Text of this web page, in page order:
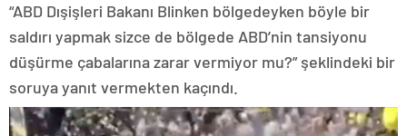
“ABD Dışişleri Bakanı Blinken bölgedeyken böyle bir
saldırı yapmak sizce de bölgede ABD’nin tansiyonu
düşürme çabalarına zarar vermiyor mu?” şeklindeki bir
soruya yanıt vermekten kaçındı.